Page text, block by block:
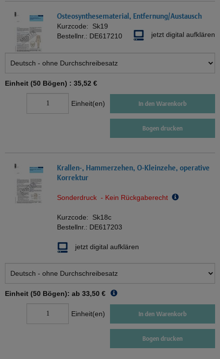
Osteosynthesematerial, Entfernung/Austausch
Kurzcode: Sk19
Bestellnr.: DE617210 jetzt digital aufklären
Einheit (50 Bögen) : 35,52 €
Einheit(en) In den Warenkorb
Bogen drucken
Krallen-, Hammerzehen, O-Kleinzehe, operative
Korrektur
Sonderdruck - Kein Rückgaberecht
Kurzcode: Sk18c
Bestellnr.: DE617203
jetzt digital aufklären
Einheit (50 Bögen): ab 33,50 €
Einheit(en) In den Warenkorb
Bogen drucken